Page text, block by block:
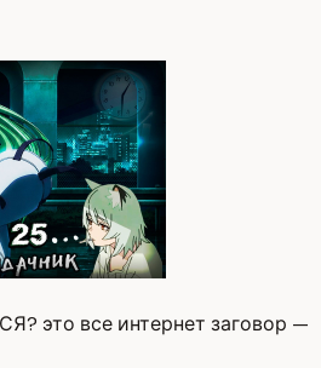
это все интернет заговор —